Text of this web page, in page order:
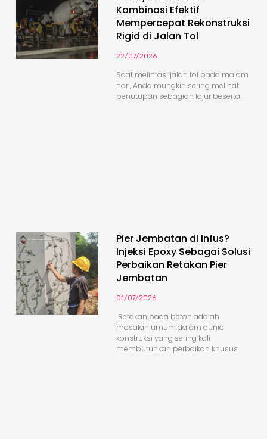
Kombinasi Efektif
Mempercepat Rekonstruksi
Rigid di Jalan Tol
22/07/2026
Saat melintasi jalan tol pada malam
hari, Anda mungkin sering melihat
penutupan sebagian lajur beserta
Pier Jembatan di Infus?
Injeksi Epoxy Sebagai Solusi
Perbaikan Retakan Pier
Jembatan
01/07/2026
Retakan pada beton adalah
masalah umum dalam dunia
konstruksi yang sering kali
membutuhkan perbaikan khusus